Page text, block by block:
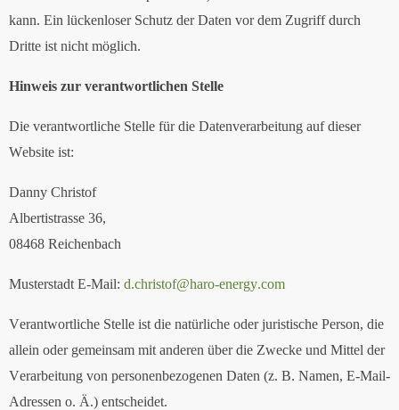
kann. Ein lückenloser Schutz der Daten vor dem Zugriff durch
Dritte ist nicht möglich.
Hinweis zur verantwortlichen Stelle
Die verantwortliche Stelle für die Datenverarbeitung auf dieser
Website ist:
Danny Christof
Albertistrasse 36,
08468 Reichenbach
Musterstadt E-Mail: d.christof@haro-energy.com
Verantwortliche Stelle ist die natürliche oder juristische Person, die
allein oder gemeinsam mit anderen über die Zwecke und Mittel der
Verarbeitung von personenbezogenen Daten (z. B. Namen, E-Mail-
Adressen o. Ä.) entscheidet.